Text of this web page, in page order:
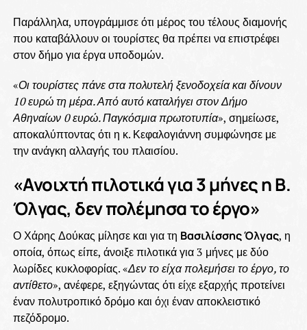
Παράλληλα, υπογράμμισε ότι μέρος του τέλους διαμονής
που καταβάλλουν οι τουρίστες θα πρέπει να επιστρέφει
στον δήμο για έργα υποδομών.
«Οι τουρίστες πάνε στα πολυτελή ξενοδοχεία και δίνουν
10 ευρώ τη μέρα. Από αυτό καταλήγει στον Δήμο
Αθηναίων 0 ευρώ. Παγκόσμια πρωτοτυπία», σημείωσε,
αποκαλύπτοντας ότι η κ. Κεφαλογιάννη συμφώνησε με
την ανάγκη αλλαγής του πλαισίου.
«Ανοιχτή πιλοτικά για 3 μήνες η Β.
Όλγας, δεν πολέμησα το έργο»
Ο Χάρης Δούκας μίλησε και για τη Βασιλίσσης Όλγας, η
οποία, όπως είπε, άνοιξε πιλοτικά για 3 μήνες με δύο
λωρίδες κυκλοφορίας. «Δεν το είχα πολεμήσει το έργο, το
αντίθετο», ανέφερε, εξηγώντας ότι είχε εξαρχής προτείνει
έναν πολυτροπικό δρόμο και όχι έναν αποκλειστικό
πεζόδρομο.